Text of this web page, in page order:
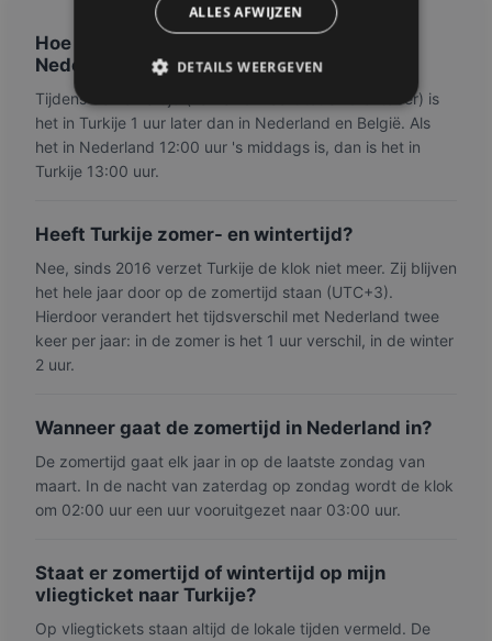
Hoe groot is het tijdsverschil tussen
Nederland en Turkije in de zomer?
Tijdens de zomertijd (van eind maart tot eind oktober) is
het in Turkije 1 uur later dan in Nederland en België. Als
het in Nederland 12:00 uur 's middags is, dan is het in
Turkije 13:00 uur.
Heeft Turkije zomer- en wintertijd?
Nee, sinds 2016 verzet Turkije de klok niet meer. Zij blijven
het hele jaar door op de zomertijd staan (UTC+3).
Hierdoor verandert het tijdsverschil met Nederland twee
keer per jaar: in de zomer is het 1 uur verschil, in de winter
2 uur.
Wanneer gaat de zomertijd in Nederland in?
De zomertijd gaat elk jaar in op de laatste zondag van
maart. In de nacht van zaterdag op zondag wordt de klok
om 02:00 uur een uur vooruitgezet naar 03:00 uur.
Staat er zomertijd of wintertijd op mijn
vliegticket naar Turkije?
Op vliegtickets staan altijd de lokale tijden vermeld. De
ALLES AFWIJZEN
DETAILS WEERGEVEN